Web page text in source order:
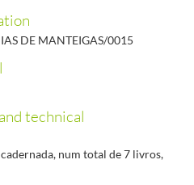
DE MANTEIGAS/0015
technical
num total de 7 livros,